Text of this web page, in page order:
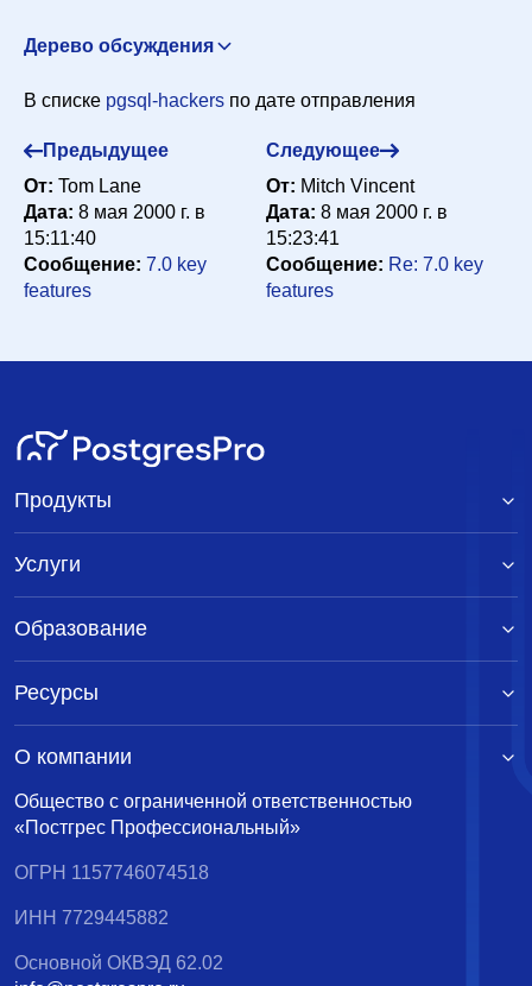
Дерево обсуждения
Hacker <scrappy@hub.org> 7 мая 2000 г. в 19:44:30
Re: It happened again: Server hung up solid
Re: It happened again: Server hung up solid The
Hermit Hacker <scrappy@hub.org>
20:48:27
Re: It happened again: Server hung up solid
20:57:30
Re: It happened again: Server hung up solid
Hermit Hacker <scrappy@hub.org>
Re: It happened again: Server hung up solid
Re: It happened again: Server hung up solid
Hacker <scrappy@hub.org>
В списке pgsql-hackers по дате отправления
Предыдущее
От: Tom Lane
Дата: 8 мая 2000 г. в
15:11:40
Сообщение: 7.0 key
features
Следующее
От: Mitch Vincent
Дата: 8 мая 2000 г. в
15:23:41
Сообщение: Re: 7.0 key
features
Общество с ограниченной ответственностью
«Постгрес Профессиональный»
ОГРН 1157746074518
ИНН 7729445882
Основной ОКВЭД 62.02
Продукты
Услуги
Образование
Ресурсы
О компании